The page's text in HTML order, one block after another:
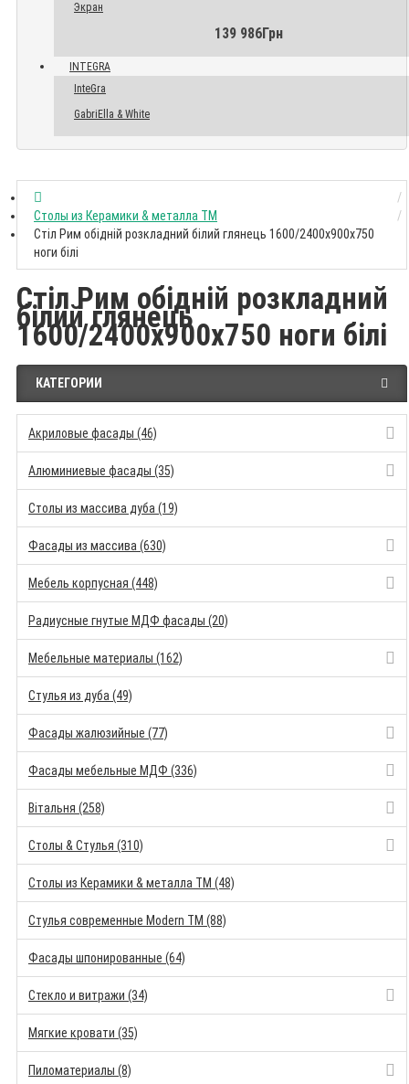
Экран
139 986Грн
INTEGRA
InteGra
GabriElla & White
Столы из Керамики & металла TM
Стіл Рим обідній розкладний білий глянець 1600/2400x900x750
ноги білі
Стіл Рим обідній розкладний
білий глянець
1600/2400x900x750 ноги білі
КАТЕГОРИИ
Акриловые фасады (46)
Алюминиевые фасады (35)
Столы из массива дуба (19)
Фасады из массива (630)
Мебель корпусная (448)
Радиусные гнутые МДФ фасады (20)
Мебельные материалы (162)
Стулья из дуба (49)
Фасады жалюзийные (77)
Фасады мебельные МДФ (336)
Вітальня (258)
Столы & Стулья (310)
Столы из Керамики & металла TM (48)
Стулья современные Modern TM (88)
Фасады шпонированные (64)
Стекло и витражи (34)
Мягкие кровати (35)
Пиломатериалы (8)